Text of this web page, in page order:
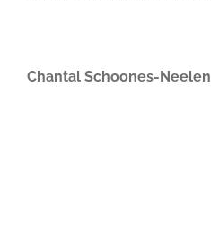
Chantal Schoones-Neelen